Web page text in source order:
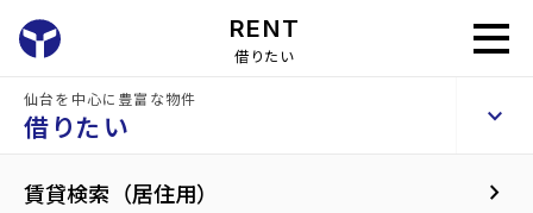
RENT
借りたい
仙台を中心に豊富な物件
借りたい keyboard_arrow_up
賃貸検索（居住用） keyboard_arrow_right
賃貸マンション ベルシティ八木山